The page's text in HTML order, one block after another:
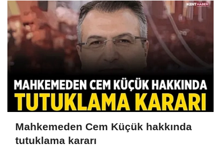
Mahkemeden Cem Küçük hakkında
tutuklama kararı